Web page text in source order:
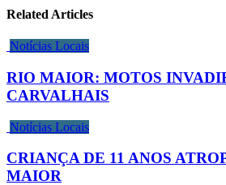
Related Articles
Notícias Locais
RIO MAIOR: MOTOS
CARVALHAIS
Notícias Locais
CRIANÇA DE 11 ANOS
MAIOR